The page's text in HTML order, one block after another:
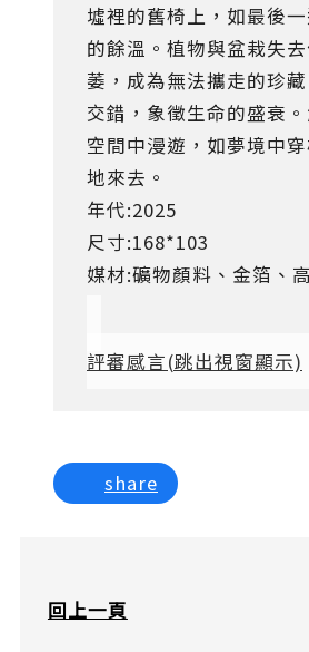
墟裡的舊椅上，如最後
的餘溫。植物與盆栽失
萎，成為無法攜走的珍
交錯，象徵生命的盛衰
空間中漫遊，如夢境中
地來去。
年代:2025
尺寸:168*103
媒材:礦物顏料、金箔、
評審感言(跳出視窗顯示)
share
回上一頁